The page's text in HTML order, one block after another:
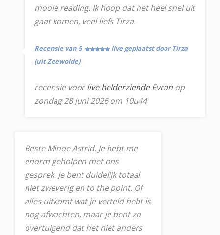
mooie reading. Ik hoop dat het heel snel uit
gaat komen, veel liefs Tirza.
Recensie van 5
live geplaatst door Tirza
(uit Zeewolde)
recensie voorlive helderziende Evran op
zondag 28 juni 2026 om 10u44
Beste Minoe Astrid. Je hebt me
enorm geholpen met ons
gesprek. Je bent duidelijk totaal
niet zweverig en to the point. Of
alles uitkomt wat je verteld hebt is
nog afwachten, maar je bent zo
overtuigend dat het niet anders